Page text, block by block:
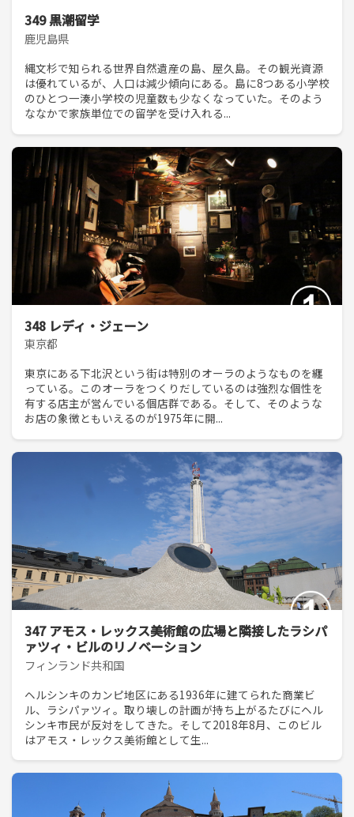
349 黒潮留学
鹿児島県
縄文杉で知られる世界自然遺産の島、屋久島。その観光資源
は優れているが、人口は減少傾向にある。島に8つある小学校
のひとつ一湊小学校の児童数も少なくなっていた。そのよう
ななかで家族単位での留学を受け入れる...
348 レディ・ジェーン
東京都
東京にある下北沢という街は特別のオーラのようなものを纏
っている。このオーラをつくりだしているのは強烈な個性を
有する店主が営んでいる個店群である。そして、そのような
お店の象徴ともいえるのが1975年に開...
347 アモス・レックス美術館の広場と隣接したラシパ
ァツィ・ビルのリノベーション
フィンランド共和国
ヘルシンキのカンピ地区にある1936年に建てられた商業ビ
ル、ラシパァツィ。取り壊しの計画が持ち上がるたびにヘル
シンキ市民が反対をしてきた。そして2018年8月、このビル
はアモス・レックス美術館として生...